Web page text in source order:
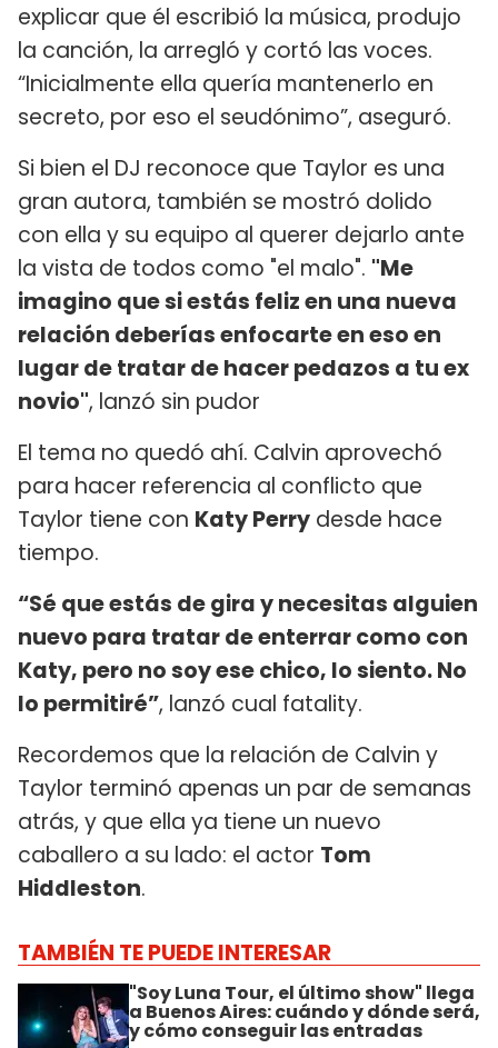
explicar que él escribió la música, produjo
la canción, la arregló y cortó las voces.
“Inicialmente ella quería mantenerlo en
secreto, por eso el seudónimo”, aseguró.
Si bien el DJ reconoce que Taylor es una
gran autora, también se mostró dolido
con ella y su equipo al querer dejarlo ante
la vista de todos como "el malo". "Me
imagino que si estás feliz en una nueva
relación deberías enfocarte en eso en
lugar de tratar de hacer pedazos a tu ex
novio", lanzó sin pudor
El tema no quedó ahí. Calvin aprovechó
para hacer referencia al conflicto que
Taylor tiene con Katy Perry desde hace
tiempo.
“Sé que estás de gira y necesitas alguien
nuevo para tratar de enterrar como con
Katy, pero no soy ese chico, lo siento. No
lo permitiré”, lanzó cual fatality.
Recordemos que la relación de Calvin y
Taylor terminó apenas un par de semanas
atrás, y que ella ya tiene un nuevo
caballero a su lado: el actor Tom
Hiddleston.
TAMBIÉN TE PUEDE INTERESAR
"Soy Luna Tour, el último show" llega
a Buenos Aires: cuándo y dónde será,
y cómo conseguir las entradas